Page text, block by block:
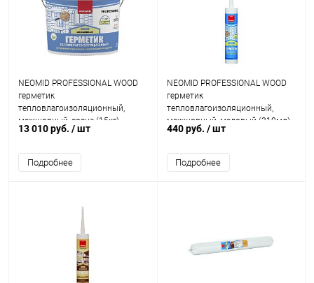
NEOMID PROFESSIONAL WOOD
герметик
тепловлагоизоляционный,
межшовный, сосна (15кг)
13 010 руб. / шт
Подробнее
NEOMID PROFESSIONAL WOOD
герметик
тепловлагоизоляционный,
межшовный, медовый (310мл)
440 руб. / шт
Подробнее